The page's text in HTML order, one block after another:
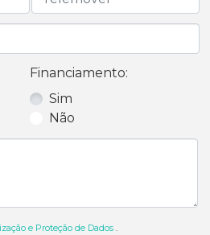
Financiamento:
Sim
Não
e Proteção de Dados .